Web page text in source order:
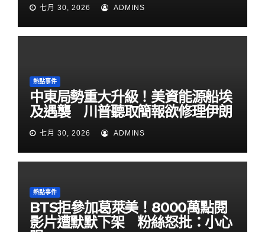
七月 30, 2026 ADMINS
熱點事件
中東局勢重大升級！美資能源船埃
及遇襲 川普聽取簡報欲修理伊朗
七月 30, 2026 ADMINS
熱點事件
BTS拒參加葛萊美！8000萬點閱
影片遭默默下架 粉絲怒批：小心